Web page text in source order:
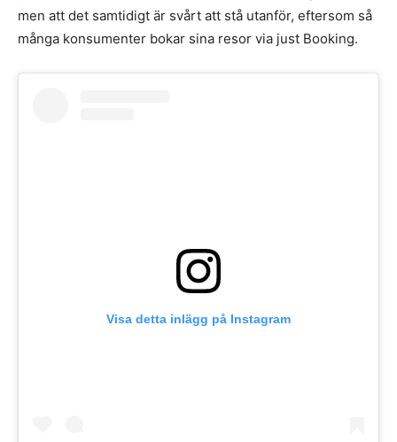
men att det samtidigt är svårt att stå utanför, eftersom så
många konsumenter bokar sina resor via just Booking.
Visa detta inlägg på Instagram